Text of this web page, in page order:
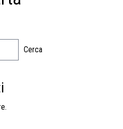
STAMPA
Cerca